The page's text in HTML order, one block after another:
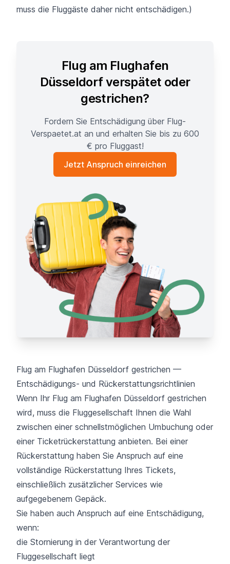
muss die Fluggäste daher nicht entschädigen.)
Flug am Flughafen
Düsseldorf verspätet oder
gestrichen?
Fordern Sie Entschädigung über Flug-
Verspaetet.at an und erhalten Sie bis zu 600
€ pro Fluggast!
Jetzt Anspruch einreichen
Flug am Flughafen Düsseldorf gestrichen —
Entschädigungs- und Rückerstattungsrichtlinien
Wenn Ihr Flug am Flughafen Düsseldorf gestrichen
wird, muss die Fluggesellschaft Ihnen die Wahl
zwischen einer schnellstmöglichen Umbuchung oder
einer Ticketrückerstattung anbieten. Bei einer
Rückerstattung haben Sie Anspruch auf eine
vollständige Rückerstattung Ihres Tickets,
einschließlich zusätzlicher Services wie
aufgegebenem Gepäck.
Sie haben auch Anspruch auf eine Entschädigung,
wenn:
die Stornierung in der Verantwortung der
Fluggesellschaft liegt